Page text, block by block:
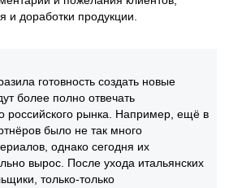
доработки продукции.
готовность создать новые
более полно отвечать
российского рынка. Например, ещё в
было не так много
однако сегодня их
вырос. После ухода итальянских
только-только